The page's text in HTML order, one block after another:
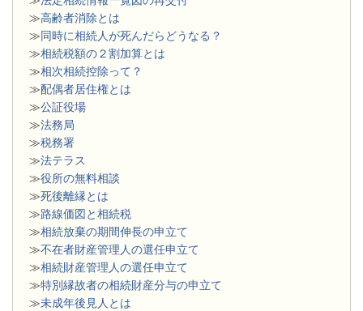
≫高齢者消除とは
≫同時に相続人が死んだらどうなる？
≫相続税額の２割加算とは
≫相次相続控除って？
≫配偶者居住権とは
≫公証役場
≫法務局
≫税務署
≫法テラス
≫役所の無料相談
≫死後離縁とは
≫路線価図と相続税
≫相続放棄の期間伸長の申立て
≫不在者財産管理人の選任申立て
≫相続財産管理人の選任申立て
≫特別縁故者の相続財産分与の申立て
≫未成年後見人とは